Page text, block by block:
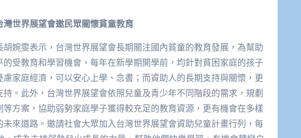
世界展望會邀民眾關懷貧童教育
婉雯表示，台灣世界展望會長期關注國內貧童的教育發展，為幫助
受教育和學習機會，每年在新學期開學前，均針對貧困家庭的孩子
家庭經濟，可以安心上學、念書；而資助人的長期支持與關懷，更
。此外，台灣世界展望會依照兒童及青少年不同階段的需求，規劃
方案，協助弱勢家庭學子獲得較充足的教育資源，更有機會在多樣
來道路。邀請社會大眾加入台灣世界展望會資助兒童計畫行列，每